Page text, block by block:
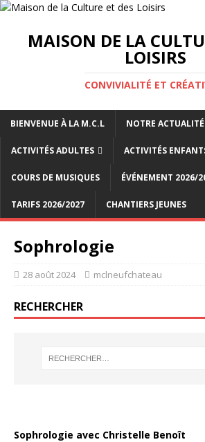
MAISON DE LA
LOISIRS
CONVIVIALITÉ ET
BIENVENUE À LA M.C.L NOTRE ACTUALITÉ
ACTIVITÉS ADULTES ACTIVITÉS
COURS DE MUSIQUES ÉVÉNEMENT 2026/
TARIFS 2026/2027 CHANTIERS JEUNES
Sophrologie
28 août 2024 mclneufchateau
RECHERCHER
Sophrologie avec Christelle Benoît